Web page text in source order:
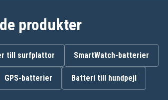
produkter
till surfplattor SmartWatch-batterier
GPS-batterier Batteri till hundpejl